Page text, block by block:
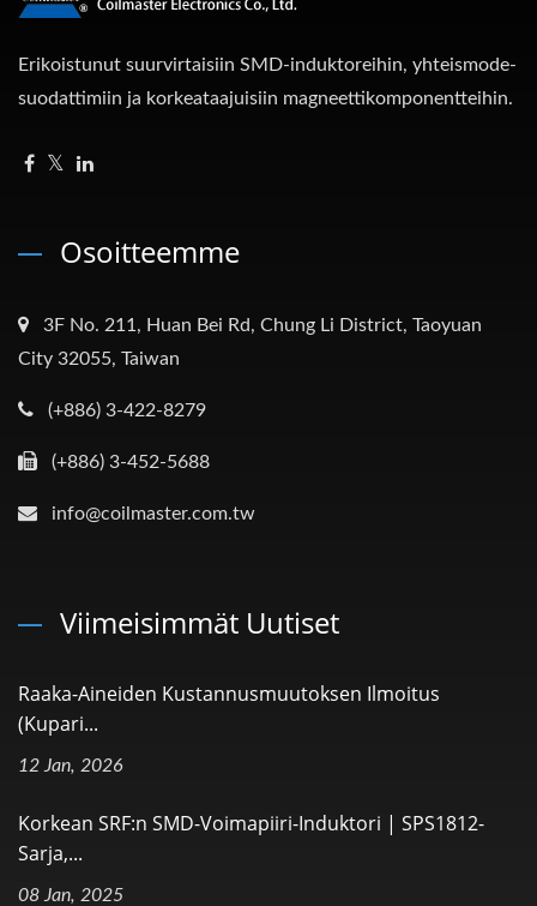
Erikoistunut suurvirtaisiin SMD-induktoreihin, yhteismode-
suodattimiin ja korkeataajuisiin magneettikomponentteihin.
Osoitteemme
3F No. 211, Huan Bei Rd, Chung Li District, Taoyuan
City 32055, Taiwan
(+886) 3-422-8279
(+886) 3-452-5688
info@coilmaster.com.tw
Viimeisimmät Uutiset
Raaka-Aineiden Kustannusmuutoksen Ilmoitus
(kupari...
12 Jan, 2026
Korkean SRF:n SMD-Voimapiiri-Induktori | SPS1812-
Sarja,...
08 Jan, 2025